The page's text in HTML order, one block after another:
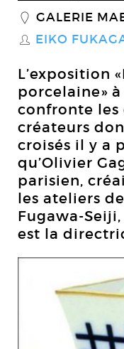
_ GALERIE
S EIKO
L’exposition
porcelaine»
confronte
créateurs
croisés il y a
qu’Olivier
parisien,
les ateliers
Fugawa-
est la